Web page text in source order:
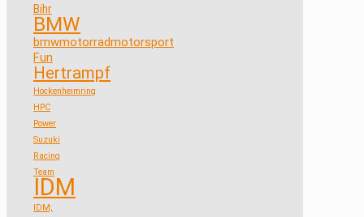
Bihr
BMW
bmwmotorradmotorsport
Fun
Hertrampf
Hockenheimring
HPC
Power
Suzuki
Racing
Team
IDM
IDM;